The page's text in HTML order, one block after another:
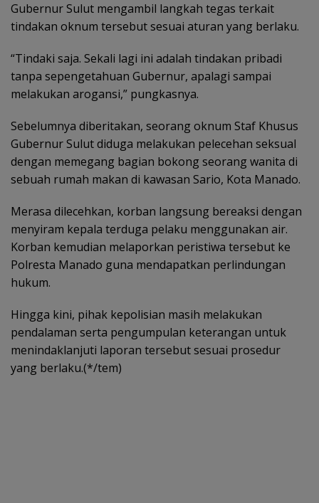
Gubernur Sulut mengambil langkah tegas terkait
tindakan oknum tersebut sesuai aturan yang berlaku.
“Tindaki saja. Sekali lagi ini adalah tindakan pribadi
tanpa sepengetahuan Gubernur, apalagi sampai
melakukan arogansi,” pungkasnya.
Sebelumnya diberitakan, seorang oknum Staf Khusus
Gubernur Sulut diduga melakukan pelecehan seksual
dengan memegang bagian bokong seorang wanita di
sebuah rumah makan di kawasan Sario, Kota Manado.
Merasa dilecehkan, korban langsung bereaksi dengan
menyiram kepala terduga pelaku menggunakan air.
Korban kemudian melaporkan peristiwa tersebut ke
Polresta Manado guna mendapatkan perlindungan
hukum.
Hingga kini, pihak kepolisian masih melakukan
pendalaman serta pengumpulan keterangan untuk
menindaklanjuti laporan tersebut sesuai prosedur
yang berlaku.(*/tem)